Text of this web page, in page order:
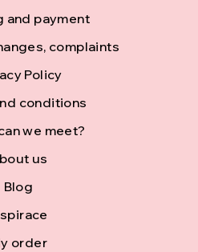
and payment
complaints
Policy
conditions
we meet?
us
Blog
order